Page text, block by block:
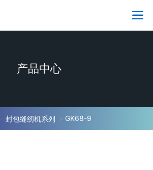
产品中心
封包缝纫机系列 GK68-9